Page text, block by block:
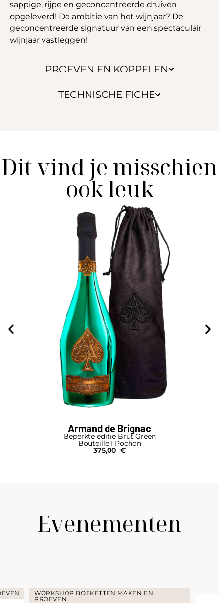
PROEVEN EN KOPPELEN
TECHNISCHE FICHE
sappige, rijpe en geconcentreerde druiven
opgeleverd! De ambitie van het wijnjaar? De
geconcentreerde signatuur van een spectaculair
wijnjaar vastleggen!
Dit vind je misschien
ook leuk
Armand de Brignac
Beperkte editie Brut Green
Bouteille I Pochon
375,00 €
Evenementen
WORKSHOP BOEKETTEN MAKEN EN
PROEVEN